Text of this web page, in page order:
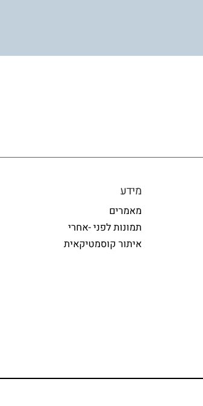
מידע
מאמרים
תמונות לפני -אחרי
איתור קוסמטיקאית